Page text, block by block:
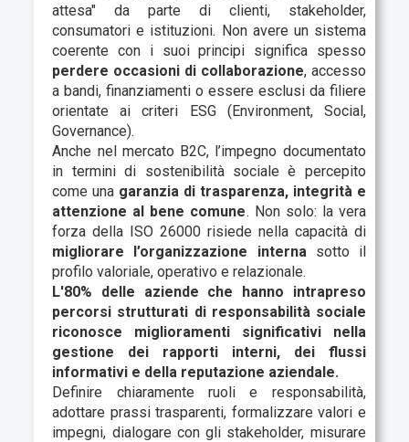
attesa" da parte di clienti, stakeholder,
consumatori e istituzioni. Non avere un sistema
coerente con i suoi principi significa spesso
perdere occasioni di collaborazione, accesso
a bandi, finanziamenti o essere esclusi da filiere
orientate ai criteri ESG (Environment, Social,
Governance).
Anche nel mercato B2C, l’impegno documentato
in termini di sostenibilità sociale è percepito
come una garanzia di trasparenza, integrità e
attenzione al bene comune. Non solo: la vera
forza della ISO 26000 risiede nella capacità di
migliorare l’organizzazione internasotto il
profilo valoriale, operativo e relazionale.
L'80% delle aziende che hanno intrapreso
percorsi strutturati di responsabilità sociale
riconosce miglioramenti significativi nella
gestione dei rapporti interni, dei flussi
informativi e della reputazione aziendale.
Definire chiaramente ruoli e responsabilità,
adottare prassi trasparenti, formalizzare valori e
impegni, dialogare con gli stakeholder, misurare